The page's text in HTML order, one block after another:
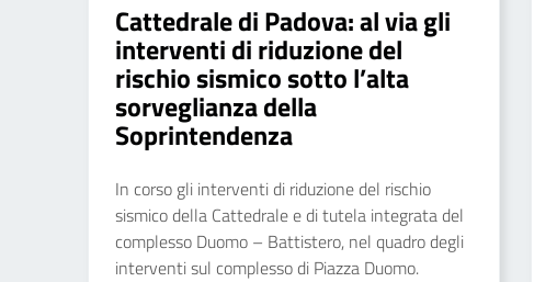
Cattedrale di Padova: al via gli
interventi di riduzione del
rischio sismico sotto l’alta
sorveglianza della
Soprintendenza
In corso gli interventi di riduzione del rischio
sismico della Cattedrale e di tutela integrata del
complesso Duomo – Battistero, nel quadro degli
interventi sul complesso di Piazza Duomo.